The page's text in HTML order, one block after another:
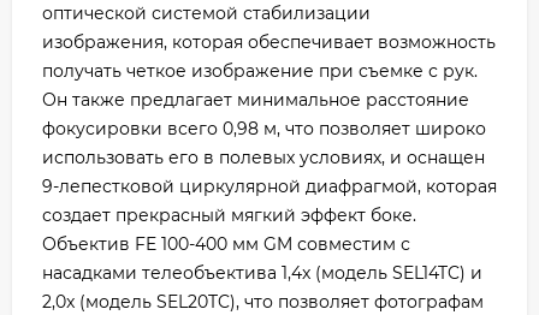
оптической системой стабилизации
изображения, которая обеспечивает возможность
получать четкое изображение при съемке с рук.
Он также предлагает минимальное расстояние
фокусировки всего 0,98 м, что позволяет широко
использовать его в полевых условиях, и оснащен
9-лепестковой циркулярной диафрагмой, которая
создает прекрасный мягкий эффект боке.
Объектив FE 100-400 мм GM совместим с
насадками телеобъектива 1,4x (модель SEL14TC) и
2,0x (модель SEL20TC), что позволяет фотографам